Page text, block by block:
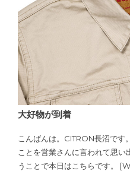
大好物が到着
こんばんは。CITRON長沼です
ことを営業さんに言われて思い
うことで本日はこちらです。